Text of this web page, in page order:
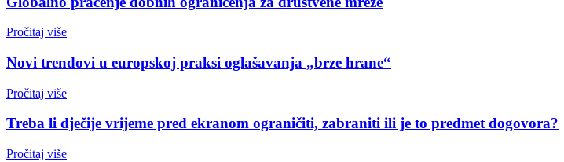
Pročitaj više
Novi trendovi u europskoj praksi oglašavanja „brze hrane“
Pročitaj više
Treba li dječije vrijeme pred ekranom ograničiti, zabraniti ili je to predmet dogovora?
Pročitaj više